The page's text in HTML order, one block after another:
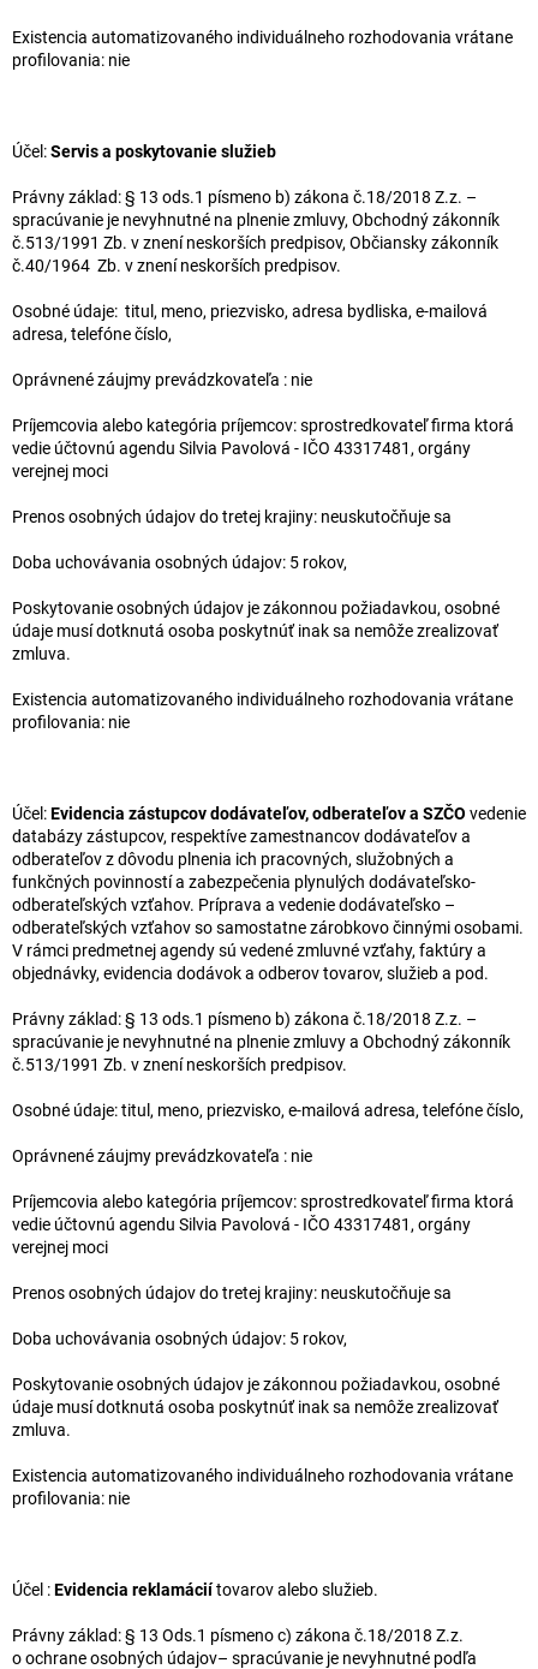
Existencia automatizovaného individuálneho rozhodovania vrátane
profilovania: nie
Účel:Servis a poskytovanie služieb
Právny základ: § 13 ods.1 písmeno b) zákona č.18/2018 Z.z. –
spracúvanie je nevyhnutné na plnenie zmluvy, Obchodný zákonník
č.513/1991 Zb. v znení neskorších predpisov, Občiansky zákonník
č.40/1964 Zb. v znení neskorších predpisov.
Osobné údaje: titul, meno, priezvisko, adresa bydliska, e-mailová
adresa, telefóne číslo,
Oprávnené záujmy prevádzkovateľa : nie
Príjemcovia alebo kategória príjemcov: sprostredkovateľ firma ktorá
vedie účtovnú agendu Silvia Pavolová - IČO 43317481, orgány
verejnej moci
Prenos osobných údajov do tretej krajiny: neuskutočňuje sa
Doba uchovávania osobných údajov: 5 rokov,
Poskytovanie osobných údajov je zákonnou požiadavkou, osobné
údaje musí dotknutá osoba poskytnúť inak sa nemôže zrealizovať
zmluva.
Existencia automatizovaného individuálneho rozhodovania vrátane
profilovania: nie
Účel:Evidencia zástupcov dodávateľov, odberateľov a SZČO vedenie
databázy zástupcov, respektíve zamestnancov dodávateľov a
odberateľov z dôvodu plnenia ich pracovných, služobných a
funkčných povinností a zabezpečenia plynulých dodávateľsko-
odberateľských vzťahov. Príprava a vedenie dodávateľsko –
odberateľských vzťahov so samostatne zárobkovo činnými osobami.
V rámci predmetnej agendy sú vedené zmluvné vzťahy, faktúry a
objednávky, evidencia dodávok a odberov tovarov, služieb a pod.
Právny základ: § 13 ods.1 písmeno b) zákona č.18/2018 Z.z. –
spracúvanie je nevyhnutné na plnenie zmluvy a Obchodný zákonník
č.513/1991 Zb. v znení neskorších predpisov.
Osobné údaje: titul, meno, priezvisko, e-mailová adresa, telefóne číslo,
Oprávnené záujmy prevádzkovateľa : nie
Príjemcovia alebo kategória príjemcov: sprostredkovateľ firma ktorá
vedie účtovnú agendu Silvia Pavolová - IČO 43317481, orgány
verejnej moci
Prenos osobných údajov do tretej krajiny: neuskutočňuje sa
Doba uchovávania osobných údajov: 5 rokov,
Poskytovanie osobných údajov je zákonnou požiadavkou, osobné
údaje musí dotknutá osoba poskytnúť inak sa nemôže zrealizovať
zmluva.
Existencia automatizovaného individuálneho rozhodovania vrátane
profilovania: nie
Účel :Evidencia reklamáciítovarov alebo služieb.
Právny základ: § 13 Ods.1 písmeno c) zákona č.18/2018 Z.z.
o ochrane osobných údajov– spracúvanie je nevyhnutné podľa